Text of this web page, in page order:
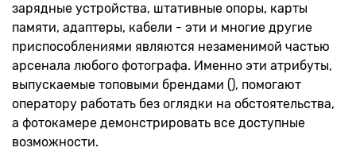
зарядные устройства, штативные опоры, карты
памяти, адаптеры, кабели - эти и многие другие
приспособлениями являются незаменимой частью
арсенала любого фотографа. Именно эти атрибуты,
выпускаемые топовыми брендами (), помогают
оператору работать без оглядки на обстоятельства,
а фотокамере демонстрировать все доступные
возможности.